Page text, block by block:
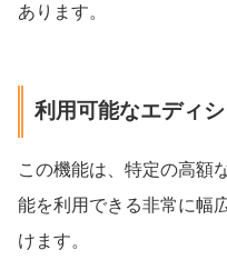
あります。
利用可能なエディ
この機能は、特定の高額
能を利用できる非常に幅
けます。